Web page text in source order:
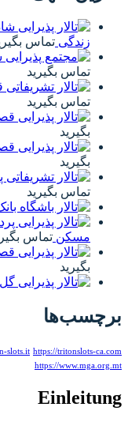
زندگی تماس
تماس بگیرید
تماس بگیرید
بگیرید
بگیرید
تماس بگیرید
مسکن تماس
بگیرید
برچسب‌ها
slots.it https://tritonslots-ca.com
https://www.mga.org.mt
Einleitung